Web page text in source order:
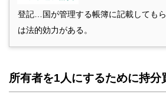
登記…国が管理する帳簿に記載しても
は法的効力がある。
所有者を1人にするために持分